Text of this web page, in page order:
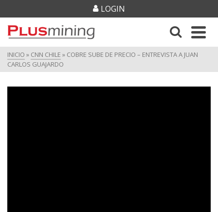
LOGIN
INICIO » CNN CHILE » COBRE SUBE DE PRECIO – ENTREVISTA A JUAN
CARLOS GUAJARDO